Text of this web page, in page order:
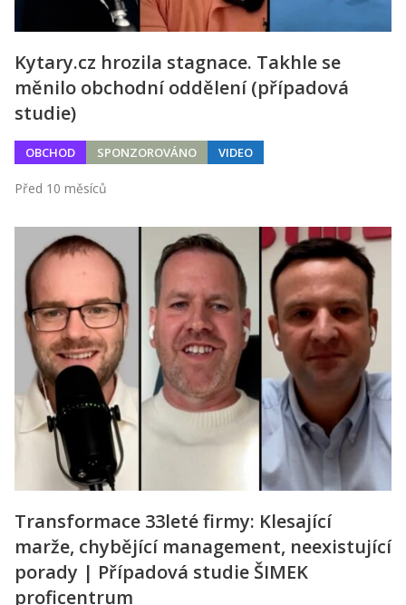
Kytary.cz hrozila stagnace. Takhle se
měnilo obchodní oddělení (případová
studie)
OBCHOD SPONZOROVÁNO VIDEO
Před 10 měsíců
Transformace 33leté firmy: Klesající
marže, chybějící management, neexistující
porady | Případová studie ŠIMEK
proficentrum